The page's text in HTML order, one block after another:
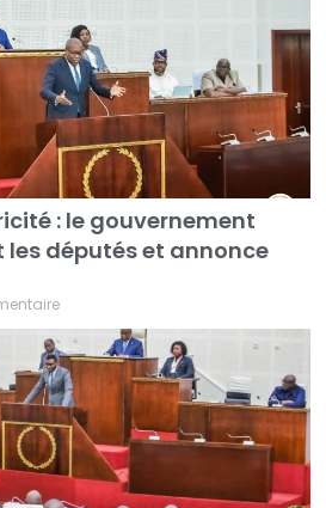
: le gouvernement
les députés et annonce